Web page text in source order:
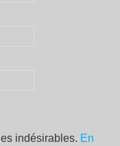
indésirables. En